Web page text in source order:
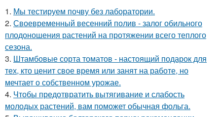
1. Мы тестируем почву без лаборатории.
2. Своевременный весенний полив - залог обильного
плодоношения растений на протяжении всего теплого
сезона.
3. Штамбовые сорта томатов - настоящий подарок для
тех, кто ценит свое время или занят на работе, но
мечтает о собственном урожае.
4. Чтобы предотвратить вытягивание и слабость
молодых растений, вам поможет обычная фольга.